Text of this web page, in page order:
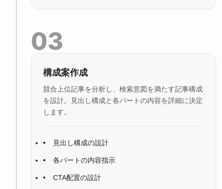
03
構成案作成
競合上位記事を分析し、検索意図を満たす記事構成
を設計。見出し構成と各パートの内容を詳細に決定
します。
見出し構成の設計
各パートの内容指示
CTA配置の設計